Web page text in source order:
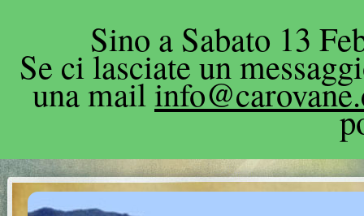
Sino a Sabato 13
Se ci lasciate un
una mail